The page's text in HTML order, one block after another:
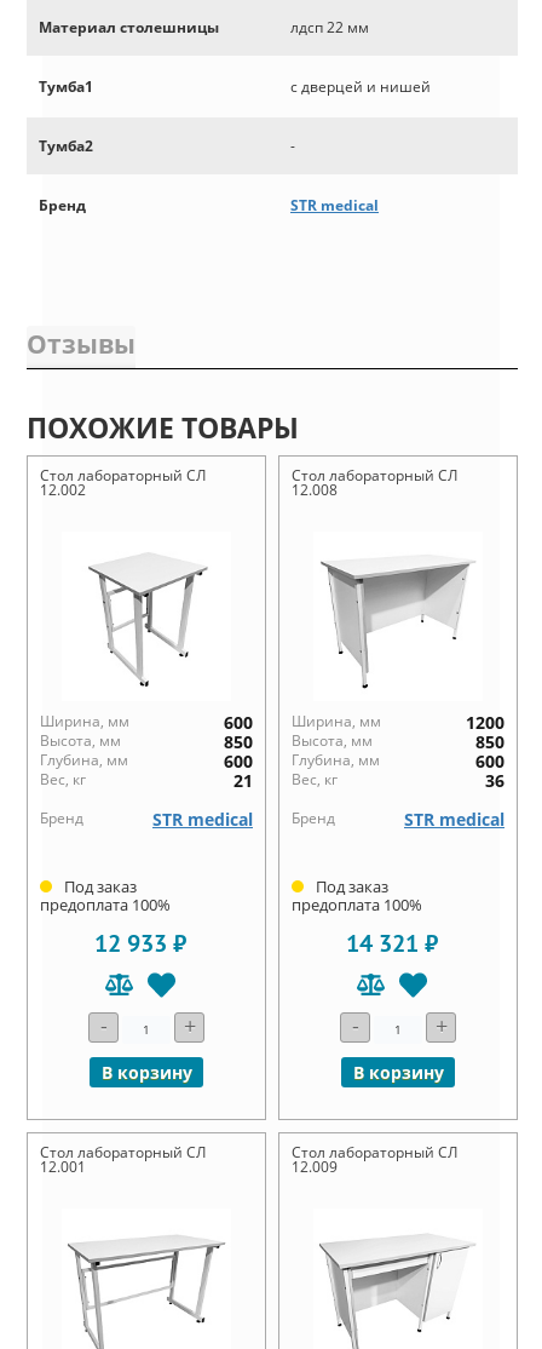
Материал столешницы лдсп 22 мм
Тумба1 с дверцей и нишей
Тумба2 -
Бренд STR medical
Отзывы
ПОХОЖИЕ ТОВАРЫ
Стол лабораторный СЛ
12.002
Ширина, мм 600
Высота, мм 850
Глубина, мм 600
Вес, кг 21
Бренд STR medical
Под заказ
предоплата 100%
12 933 ₽
- +
В корзину
Стол лабораторный СЛ
12.008
Ширина, мм 1200
Высота, мм 850
Глубина, мм 600
Вес, кг 36
Бренд STR medical
Под заказ
предоплата 100%
14 321 ₽
- +
В корзину
Стол лабораторный СЛ
12.001
Стол лабораторный СЛ
12.009